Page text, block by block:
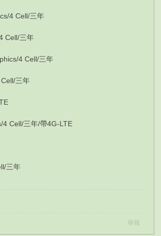
4 Cell/三年
三年
4 Cell/三年
三年
三年/帶4G-LTE
三年
舉報